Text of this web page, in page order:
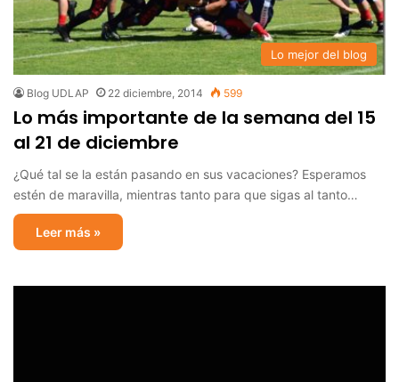
Lo mejor del blog
Blog UDLAP 22 diciembre, 2014 599
Lo más importante de la semana del 15
al 21 de diciembre
¿Qué tal se la están pasando en sus vacaciones? Esperamos
estén de maravilla, mientras tanto para que sigas al tanto…
Leer más »